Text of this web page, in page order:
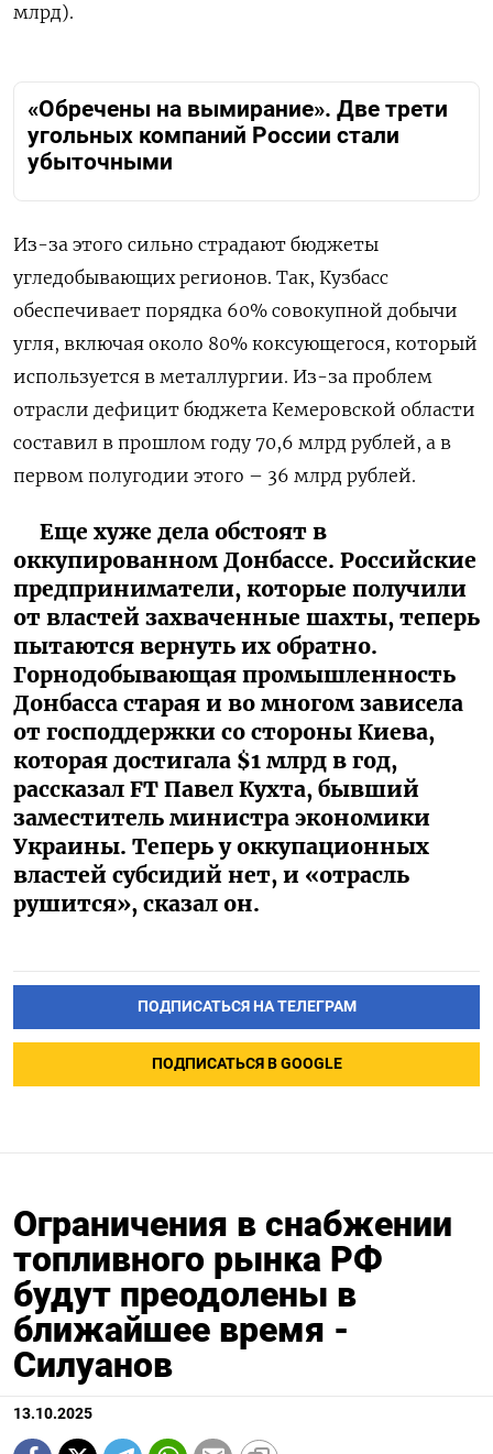
млрд).
«Обречены на вымирание». Две трети
угольных компаний России стали
убыточными
Из-за этого сильно страдают бюджеты
угледобывающих регионов. Так, Кузбасс
обеспечивает порядка 60% совокупной добычи
угля, включая около 80% коксующегося, который
используется в металлургии. Из-за проблем
отрасли дефицит бюджета Кемеровской области
составил в прошлом году 70,6 млрд рублей, а в
первом полугодии этого – 36 млрд рублей.
Еще хуже дела обстоят в
оккупированном Донбассе. Российские
предприниматели, которые получили
от властей захваченные шахты, теперь
пытаются вернуть их обратно.
Горнодобывающая промышленность
Донбасса старая и во многом зависела
от господдержки со стороны Киева,
которая достигала $1 млрд в год,
рассказал FT Павел Кухта, бывший
заместитель министра экономики
Украины. Теперь у оккупационных
властей субсидий нет, и «отрасль
рушится», сказал он.
ПОДПИСАТЬСЯ НА ТЕЛЕГРАМ
ПОДПИСАТЬСЯ В GOOGLE
Ограничения в снабжении
топливного рынка РФ
будут преодолены в
ближайшее время -
Силуанов
13.10.2025